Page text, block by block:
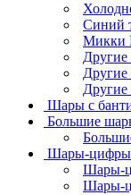
Синий
Микки
Шары с
Большие
Шары-цифры
Шары-
Шары-